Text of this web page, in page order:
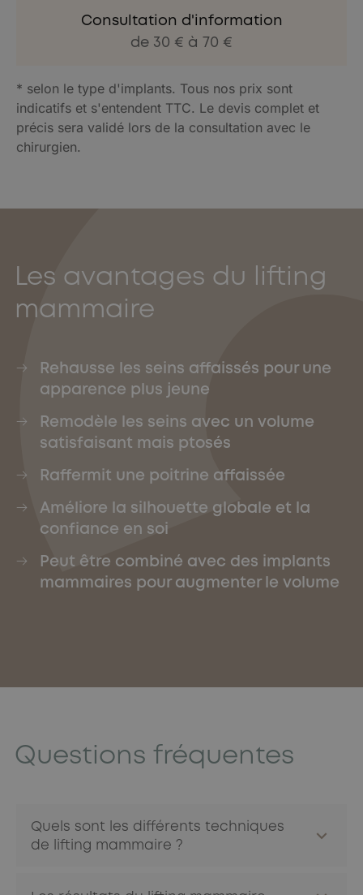
Consultation d'information
de 30 € à 70 €
* selon le type d'implants. Tous nos prix sont
indicatifs et s'entendent TTC. Le devis complet et
précis sera validé lors de la consultation avec le
chirurgien.
Les avantages du lifting
mammaire
Rehausse les seins affaissés pour une
apparence plus jeune
Remodèle les seins avec un volume
satisfaisant mais ptosés
Raffermit une poitrine affaissée
Améliore la silhouette globale et la
confiance en soi
Peut être combiné avec des implants
mammaires pour augmenter le volume
Questions fréquentes
Quels sont les différents techniques
de lifting mammaire ?